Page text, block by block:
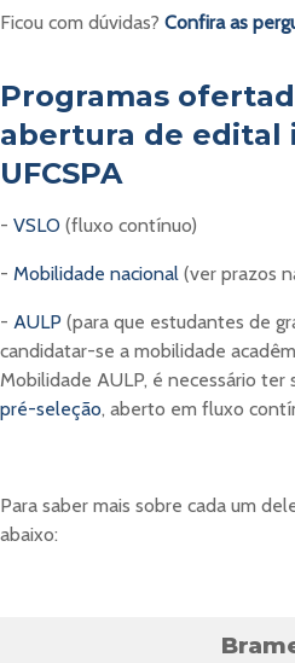
Ficou com dúvidas? Confira as
Programas
abertura de edital
UFCSPA
- VSLO (fluxo contínuo)
- Mobilidade nacional (ver prazos
- AULP (para que estudantes de
candidatar-se a mobilidade
Mobilidade AULP, é necessário ter
pré-seleção, aberto em fluxo
Para saber mais sobre cada um
abaixo: